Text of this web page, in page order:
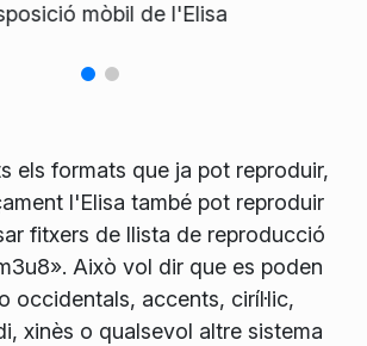
mòbil de l'Elisa
els formats que ja pot reproduir,
l'Elisa també pot reproduir
fitxers de llista de reproducció
Això vol dir que es poden
occidentals, accents, ciríl·lic,
xinès o qualsevol altre sistema